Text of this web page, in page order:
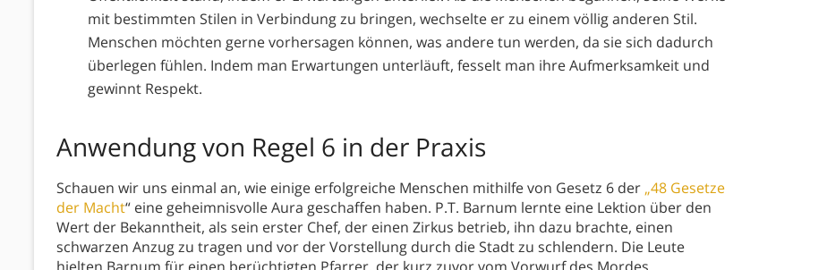
mit bestimmten Stilen in Verbindung zu bringen, wechselte er zu einem völlig anderen Stil.
Menschen möchten gerne vorhersagen können, was andere tun werden, da sie sich dadurch
überlegen fühlen. Indem man Erwartungen unterläuft, fesselt man ihre Aufmerksamkeit und
gewinnt Respekt.
Anwendung von Regel 6 in der Praxis
Schauen wir uns einmal an, wie einige erfolgreiche Menschen mithilfe von Gesetz 6 der „48 Gesetze
der Macht“ eine geheimnisvolle Aura geschaffen haben. P.T. Barnum lernte eine Lektion über den
Wert der Bekanntheit, als sein erster Chef, der einen Zirkus betrieb, ihn dazu brachte, einen
schwarzen Anzug zu tragen und vor der Vorstellung durch die Stadt zu schlendern. Die Leute